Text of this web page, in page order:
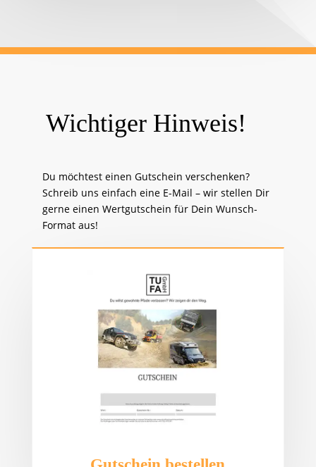
Wichtiger Hinweis!
Du möchtest einen Gutschein verschenken?
Schreib uns einfach eine E-Mail – wir stellen Dir
gerne einen Wertgutschein für Dein Wunsch-
Format aus!